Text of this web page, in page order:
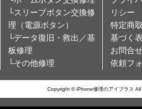
└スリープボタン交換修
理（電源ボタン）
└データ復旧・救出／基
板修理
└その他修理
リシー
特定商
基づく
お問合
依頼フ
Copyright © iPhone修理のアイプラス All